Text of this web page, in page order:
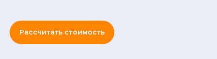
Рассчитать стоимость